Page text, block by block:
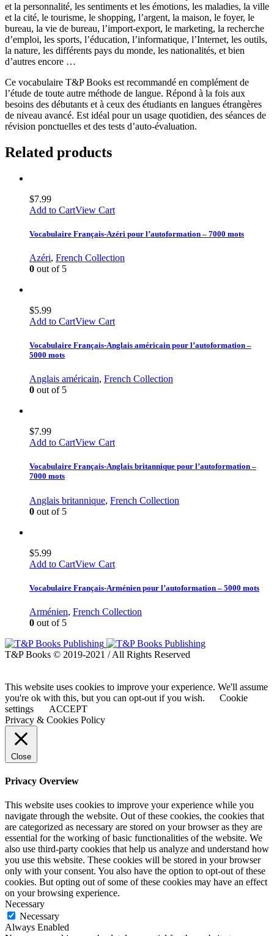
et la personnalité, les sentiments et les émotions, les maladies, la ville
et la cité, le tourisme, le shopping, l’argent, la maison, le foyer, le
bureau, la vie de bureau, l’import-export, le marketing, la recherche
d’emploi, les sports, l’éducation, l’informatique, l’Internet, les outils,
la nature, les différents pays du monde, les nationalités, et bien
d’autres encore …
Ce vocabulaire T&P Books est recommandé en complément de
l’étude de toute autre méthode de langue. Répond à la fois aux
besoins des débutants et à ceux des étudiants en langues étrangères
de niveau avancé. Est idéal pour un usage quotidien, des séances de
révision ponctuelles et des tests d’auto-évaluation.
Related products
$7.99
Add to CartView Cart
Vocabulaire Français-Azéri pour l’autoformation – 7000 mots
Azéri, French Collection
0 out of 5
$5.99
Add to CartView Cart
Vocabulaire Français-Anglais américain pour l’autoformation –
5000 mots
Anglais américain, French Collection
0 out of 5
$7.99
Add to CartView Cart
Vocabulaire Français-Anglais britannique pour l’autoformation –
7000 mots
Anglais britannique, French Collection
0 out of 5
$5.99
Add to CartView Cart
Vocabulaire Français-Arménien pour l’autoformation – 5000 mots
Arménien, French Collection
0 out of 5
T&P Books © 2019-2021 / All Rights Reserved
This website uses cookies to improve your experience. We'll assume
you're ok with this, but you can opt-out if you wish.
Cookie
settings
ACCEPT
Privacy & Cookies Policy
Close
Privacy Overview
This website uses cookies to improve your experience while you
navigate through the website. Out of these cookies, the cookies that
are categorized as necessary are stored on your browser as they are
essential for the working of basic functionalities of the website. We
also use third-party cookies that help us analyze and understand how
you use this website. These cookies will be stored in your browser
only with your consent. You also have the option to opt-out of these
cookies. But opting out of some of these cookies may have an effect
on your browsing experience.
Necessary
Necessary
Always Enabled